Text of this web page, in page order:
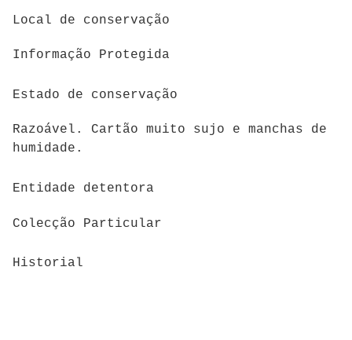
Local de conservação
Informação Protegida
Estado de conservação
Razoável. Cartão muito sujo e manchas de
humidade.
Entidade detentora
Colecção Particular
Historial